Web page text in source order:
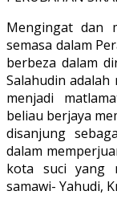
Mengingat dan
semasa dalam
berbeza dalam
Salahudin
menjadi
beliau berjaya
disanjung
dalam
kota suci yang
samawi- Yahudi,